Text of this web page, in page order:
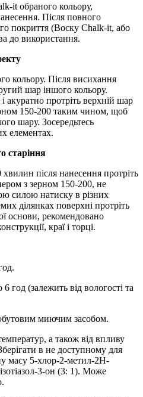
it обраного кольору,
Після повного
покриття (Воску Chalk-it, або
до використання.
кольору. Після висихання
шар іншого кольору.
акуратно протріть верхній шар
150-200 таким чином, щоб
шару. Зосередьтесь
елементах.
старіння
після нанесення протріть
з зерном 150-200, не
силою натиску в різних
ділянках поверхні протріть
основи, рекомендовано
краї і торці.
год (залежить від вологості та
миючим засобом.
а також від впливу
в не доступному для
масу 5-хлор-2-метил-2Н-
3-он (3: 1). Може